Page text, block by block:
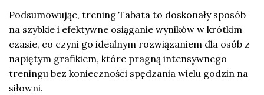
Podsumowując, trening Tabata to doskonały sposób
na szybkie i efektywne osiąganie wyników w krótkim
czasie, co czyni go idealnym rozwiązaniem dla osób z
napiętym grafikiem, które pragną intensywnego
treningu bez konieczności spędzania wielu godzin na
siłowni.